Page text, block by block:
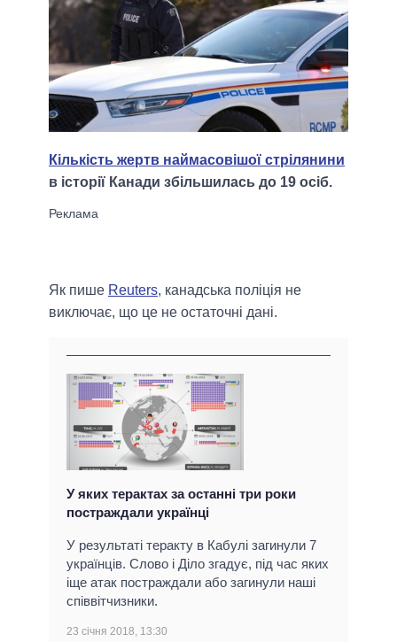
Кількість жертв наймасовішої стрілянини
в історії Канади збільшилась до 19 осіб.
Як пише Reuters, канадська поліція не
виключає, що це не остаточні дані.
У яких терактах за останні три роки
постраждали українці
У результаті теракту в Кабулі загинули 7
українців. Слово і Діло згадує, під час яких
іще атак постраждали або загинули наші
співвітчизники.
23 січня 2018, 13:30